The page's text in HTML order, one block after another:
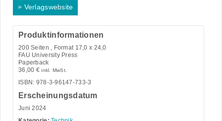
» Verlagswebsite
Produktinformationen
200Seiten , Format 17,0 x 24,0
FAU University Press
Paperback
36,00 € inkl. MwSt.
ISBN: 978-3-96147-733-3
Erscheinungsdatum
Juni 2024